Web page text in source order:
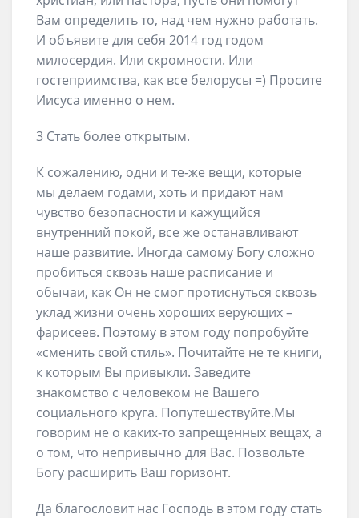
Вам определить то, над чем нужно работать.
И объявите для себя 2014 год годом
милосердия. Или скромности. Или
гостеприимства, как все белорусы =) Просите
Иисуса именно о нем.
3 Стать более открытым.
К сожалению, одни и те-же вещи, которые
мы делаем годами, хоть и придают нам
чувство безопасности и кажущийся
внутренний покой, все же останавливают
наше развитие. Иногда самому Богу сложно
пробиться сквозь наше расписание и
обычаи, как Он не смог протиснуться сквозь
уклад жизни очень хороших верующих –
фарисеев. Поэтому в этом году попробуйте
«сменить свой стиль». Почитайте не те книги,
к которым Вы привыкли. Заведите
знакомство с человеком не Вашего
социального круга. Попутешествуйте.Мы
говорим не о каких-то запрещенных вещах, а
о том, что непривычно для Вас. Позвольте
Богу расширить Ваш горизонт.
Да благословит нас Господь в этом году стать